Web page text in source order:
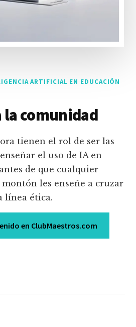
ARTIFICIAL EN EDUCACIÓN
la comunidad
tienen el rol de ser las
el uso de IA en
de que cualquier
les enseñe a cruzar
línea ética.
en ClubMaestros.com